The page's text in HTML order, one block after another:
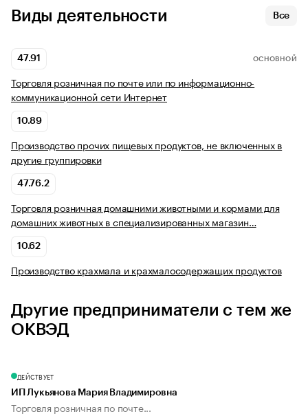
Виды деятельности Все
47.91 ОСНОВНОЙ
Торговля розничная по почте или по информационно-
коммуникационной сети Интернет
10.89
Производство прочих пищевых продуктов, не включенных в
другие группировки
47.76.2
Торговля розничная домашними животными и кормами для
домашних животных в специализированных магазин…
10.62
Производство крахмала и крахмалосодержащих продуктов
Другие предприниматели с тем же
ОКВЭД
ДЕЙСТВУЕТ
ИП Лукьянова Мария Владимировна
Торговля розничная по почте...